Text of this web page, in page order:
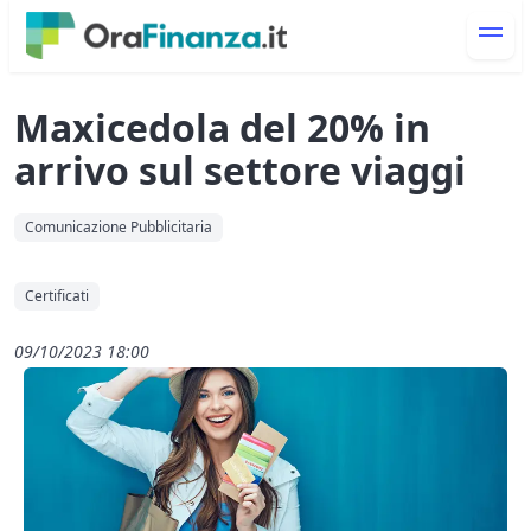
Maxicedola del 20% in
arrivo sul settore viaggi
Comunicazione Pubblicitaria
Certificati
09/10/2023 18:00